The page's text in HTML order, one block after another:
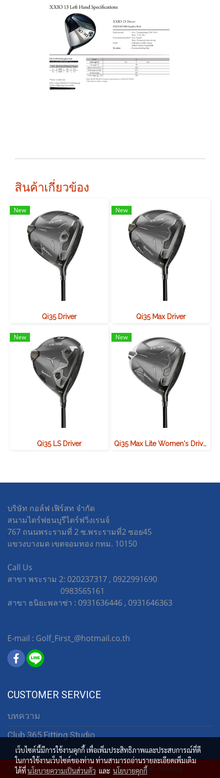
สินค้าเกี่ยวข้อง
New
Qi35 Driver
New
Qi35 Max Driver
New
Qi35 LS Driver
New
Qi35 Max Lite Women's Driver
บริษัท กอล์ฟ เฟิร์สท จำกัด
สนามไดร์ฟธนบุรีไดร์ฟวิ่งเรนจ์
767 ถนนพระรามที่ 2 ซ.พระรามที่2 ซอย45
แขวงบางมด เขตจอมทอง กทม. 10150
Call Us
สาขา พระราม 2: 020237317 , 0922991690
0983565161
สาขา ธนิยะพลาซ่า : 0931636446 , 0931646363
E-mail : Golf_First_@hotmail.co.th
CUSTOMER SERVICE
บทความ
Club 365 Fitting Studio
Copy right 2020 by golffirst-shop ศูนย์รวมอุปกรณ์กอล์ฟ และ Fitting
เว็บไซต์นี้มีการใช้งานคุกกี้ เพื่อเพิ่มประสิทธิภาพและประสบการณ์ที่ดี
ในการใช้งานเว็บไซต์ของท่าน ท่านสามารถอ่านรายละเอียดเพิ่มเติม
ได้ที่นโยบายความเป็นส่วนตัว และ นโยบายคุกกี้